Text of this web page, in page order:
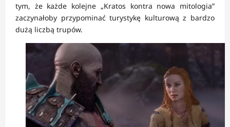
tym, że każde kolejne „Kratos kontra nowa mitologia”
zaczynałoby przypominać turystykę kulturową z bardzo
dużą liczbą trupów.